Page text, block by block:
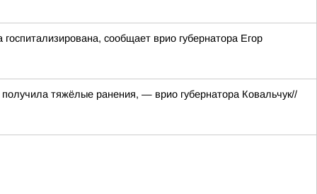
сообщает врио губернатора Егор
тяжёлые ранения, — врио губернатора Ковальчук//